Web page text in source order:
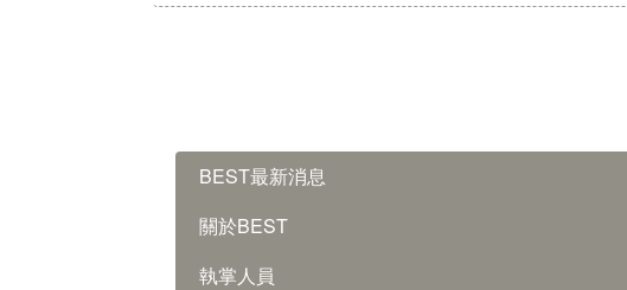
BEST最新消息
關於BEST
執掌人員